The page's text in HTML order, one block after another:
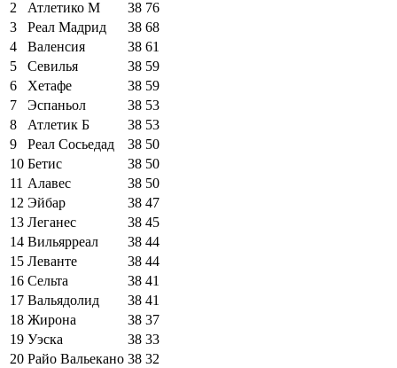
2
Атлетико М 38 76
3
Реал Мадрид 38 68
4
Валенсия 38 61
5
Севилья 38 59
6
Хетафе 38 59
7
Эспаньол 38 53
8
Атлетик Б 38 53
9
Реал Сосьедад 38 50
10 Бетис 38 50
11 Алавес 38 50
12 Эйбар 38 47
13 Леганес 38 45
14 Вильярреал 38 44
15 Леванте 38 44
16 Сельта 38 41
17 Вальядолид 38 41
18 Жирона 38 37
19 Уэска 38 33
20 Райо Вальекано 38 32